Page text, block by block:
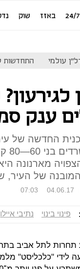
24/7 באזז שוק
עולמי התחדשות
ענק
החדשה של
של העיר, שעומד על
07:03 04.06.17
פינוי בינוי נתיבי
לתל אביב
לידי "כלכליסט"